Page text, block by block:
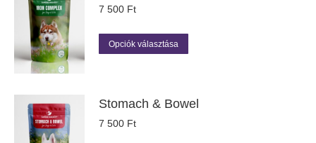
7 500 Ft
Opciók választása
a
variációja
van.
Stomach & Bowel
7 500 Ft